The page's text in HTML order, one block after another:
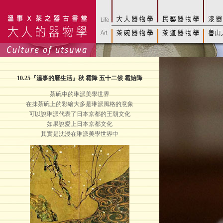
10.25『溫事的曆生活』秋 霜降 五十二候 霜始降
茶碗中的琳派美學世界
在抹茶碗上的彩繪大多是琳派風格的意象
可以說琳派代表了日本京都的王朝文化
如果說愛上日本京都文化
其實是沈浸在琳派美學世界中